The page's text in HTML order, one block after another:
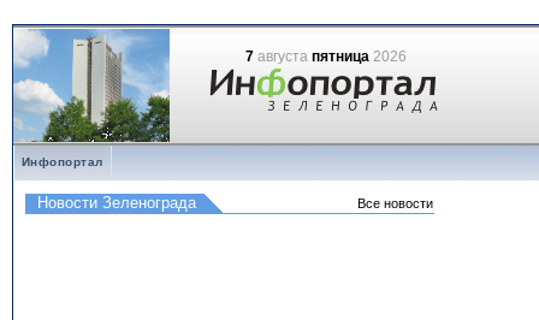
7августа пятница2026
Инфопортал